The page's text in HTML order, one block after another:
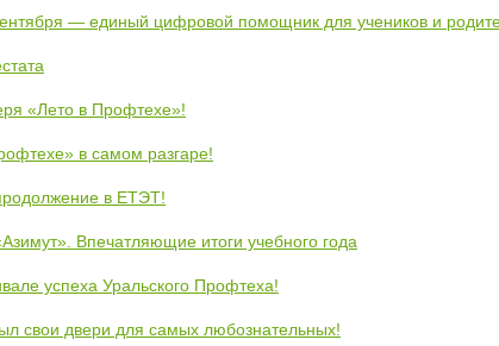
— единый цифровой помощник для учеников и
«Лето в Профтехе»!
в самом разгаре!
в ЕТЭТ!
Впечатляющие итоги учебного года
успеха Уральского Профтеха!
свои двери для самых любознательных!